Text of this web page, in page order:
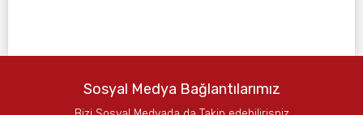
Sosyal Medya Bağlantılarımız